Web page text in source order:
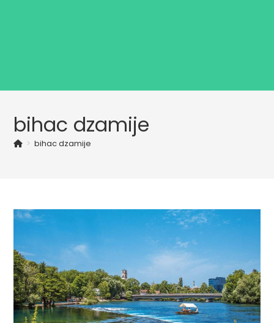
bihac dzamije
> bihac dzamije